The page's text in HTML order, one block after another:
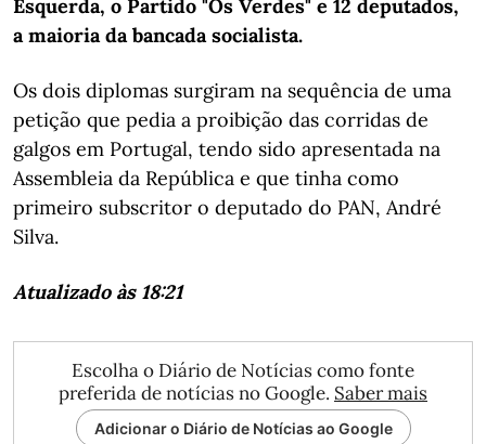
Esquerda, o Partido "Os Verdes" e 12 deputados,
a maioria da bancada socialista.
Os dois diplomas surgiram na sequência de uma
petição que pedia a proibição das corridas de
galgos em Portugal, tendo sido apresentada na
Assembleia da República e que tinha como
primeiro subscritor o deputado do PAN, André
Silva.
Atualizado às 18:21
Escolha o Diário de Notícias como fonte
preferida de notícias no Google. Saber mais
Adicionar o Diário de Notícias ao Google